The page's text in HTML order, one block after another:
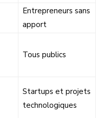
Entrepreneurs sans
apport
Tous publics
Startups et projets
technologiques